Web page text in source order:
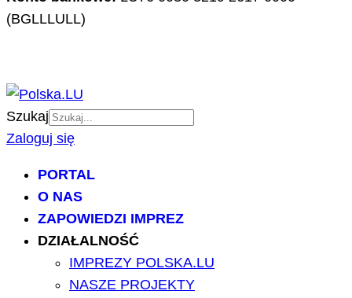
(BGLLLULL)
Szukaj
Zaloguj się
PORTAL
O NAS
ZAPOWIEDZI IMPREZ
DZIAŁALNOŚĆ
IMPREZY POLSKA.LU
NASZE PROJEKTY